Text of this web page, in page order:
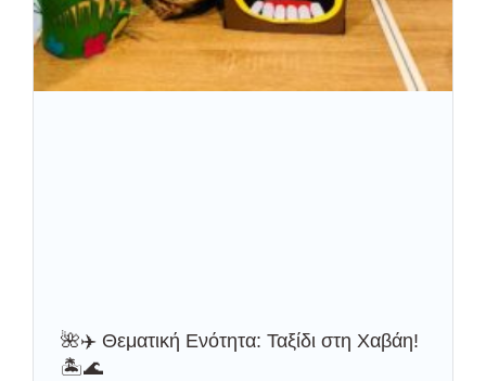
🌺✈️ Θεματική Ενότητα: Ταξίδι στη Χαβάη!
🏝️🌊